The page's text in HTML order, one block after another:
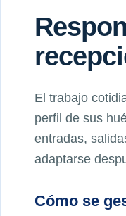
El trabajo
perfil de sus
entradas,
adaptarse
Cómo se